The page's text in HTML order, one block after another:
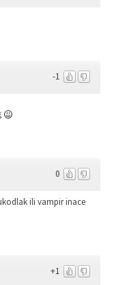
-1
0
ili vampir inace
+1